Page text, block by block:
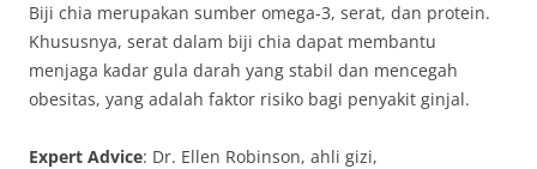
Biji chia merupakan sumber omega-3, serat, dan protein.
Khususnya, serat dalam biji chia dapat membantu
menjaga kadar gula darah yang stabil dan mencegah
obesitas, yang adalah faktor risiko bagi penyakit ginjal.
Expert Advice: Dr. Ellen Robinson, ahli gizi,